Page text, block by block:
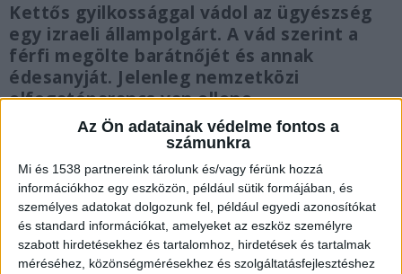
Az Ön adatainak védelme fontos a
számunkra
Mi és 1538 partnereink tárolunk és/vagy férünk hozzá
információkhoz egy eszközön, például sütik formájában, és
személyes adatokat dolgozunk fel, például egyedi azonosítókat
és standard információkat, amelyeket az eszköz személyre
szabott hirdetésekhez és tartalomhoz, hirdetések és tartalmak
méréséhez, közönségmérésekhez és szolgáltatásfejlesztéshez
Kettős gyilkossággal vádol az ügyészség
egy izraeli állampolgárt. A vád szerint a
férfi megölte barátnőjét és annak
édesanyját. Jelenleg nemzetközi
elfogatóparancs van ellene.
Külföldön találkoztak
A 31 éves, palesztin származású, izraeli
állampolgárságú férfi még Németországban